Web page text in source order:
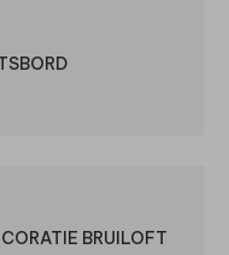
BRUILOFT